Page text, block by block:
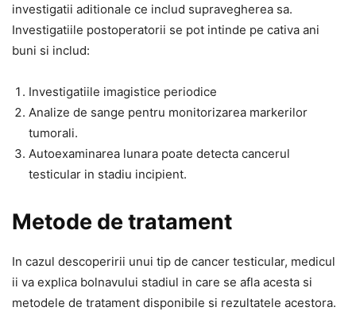
investigatii aditionale ce includ supravegherea sa.
Investigatiile postoperatorii se pot intinde pe cativa ani
buni si includ:
Investigatiile imagistice periodice
Analize de sange pentru monitorizarea markerilor
tumorali.
Autoexaminarea lunara poate detecta cancerul
testicular in stadiu incipient.
Metode de tratament
In cazul descoperirii unui tip de cancer testicular, medicul
ii va explica bolnavului stadiul in care se afla acesta si
metodele de tratament disponibile si rezultatele acestora.